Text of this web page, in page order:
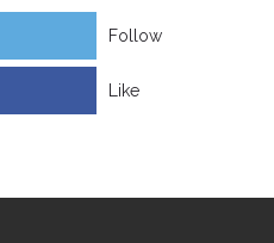
Follow
Like